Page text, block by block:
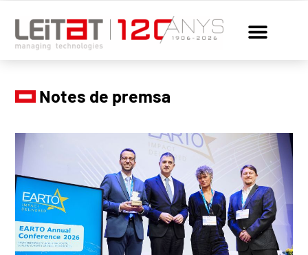
Notes de premsa